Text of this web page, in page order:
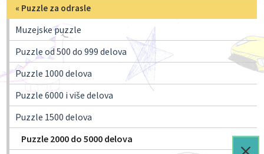
« Puzzle za odrasle
Muzejske puzzle
Puzzle od 500 do 999 delova
Puzzle 1000 delova
Puzzle 6000 i više delova
Puzzle 1500 delova
Puzzle 2000 do 5000 delova